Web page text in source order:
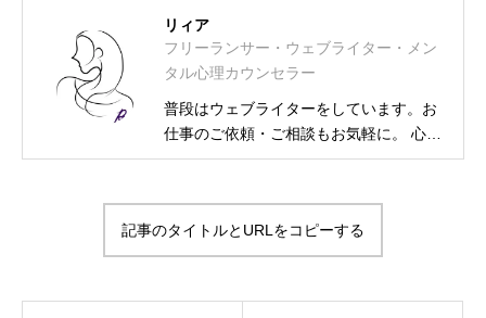
リィア
フリーランサー・ウェブライター・メン
タル心理カウンセラー
普段はウェブライターをしています。お
仕事のご依頼・ご相談もお気軽に。 心理
カウンセラー資格取得に伴い、相談募集
イター メンタル士心理カウンセラー・ア
ンガーカウンセラー 漢検2級・図書館司
書・HSS型HSP気質・INFJ-T-O-C（外殻
字中毒
記事のタイトルとURLをコピーする